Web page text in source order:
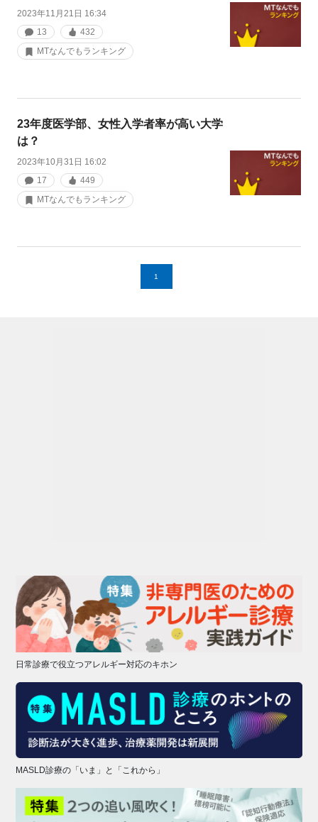
2023年11月21日 16:34
13
432
MTなんでもランキング
23年度医学部、女性入学者率が高い大学
は？
2023年10月31日 16:02
17
449
MTなんでもランキング
1
日常診療で役立つアレルギー対応のキホン
MASLD診療の「いま」と「これから」